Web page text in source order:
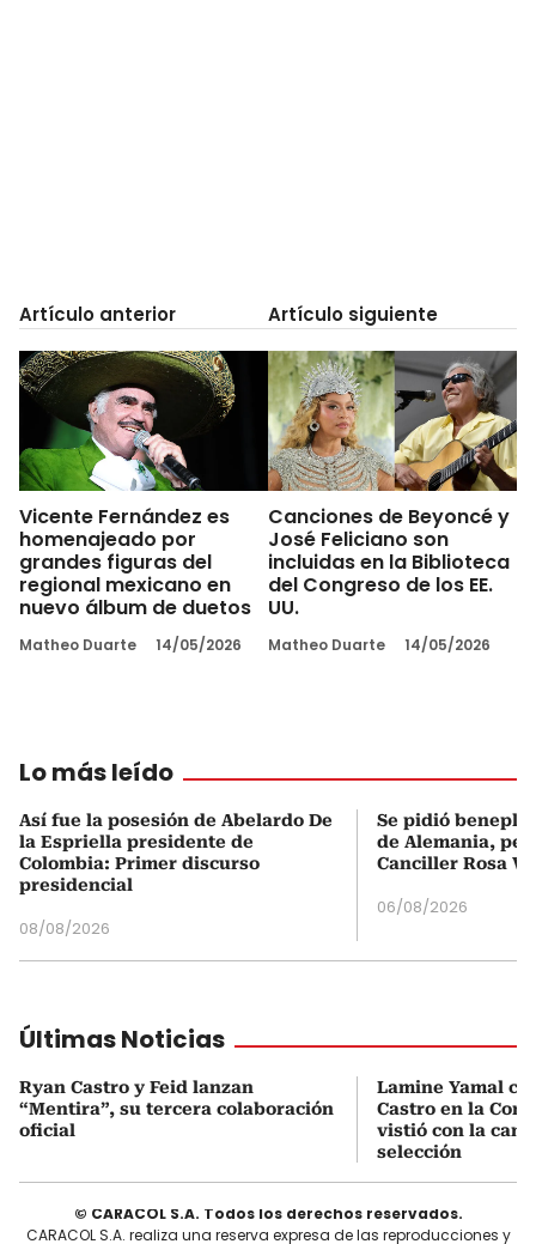
Artículo anterior
Vicente Fernández es
homenajeado por
grandes figuras del
regional mexicano en
nuevo álbum de duetos
Matheo Duarte 14/05/2026
Artículo siguiente
Canciones de Beyoncé y
José Feliciano son
incluidas en la Biblioteca
del Congreso de los EE.
UU.
Matheo Duarte 14/05/2026
Lo más leído
Así fue la posesión de Abelardo De
la Espriella presidente de
Colombia: Primer discurso
presidencial
08/08/2026
Se pidió
de Alemania,
Canciller Rosa
06/08/2026
Últimas Noticias
Ryan Castro y Feid lanzan
“Mentira”, su tercera colaboración
oficial
Lamine Yamal
Castro en la
vistió con la
selección
© CARACOL S.A. Todos los derechos reservados.
CARACOL S.A. realiza una reserva expresa de las reproducciones y